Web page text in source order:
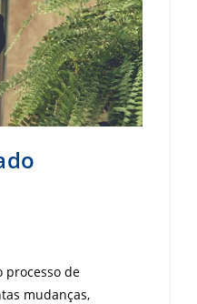
processo de
mudanças,